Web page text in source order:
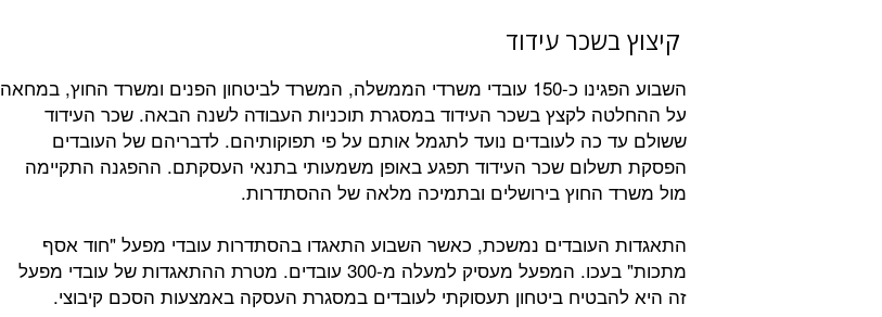
קיצוץ בשכר עידוד
השבוע הפגינו כ-150 עובדי משרדי הממשלה, המשרד לביטחון הפנים ומשרד החוץ, במחאה
על ההחלטה לקצץ בשכר העידוד במסגרת תוכניות העבודה לשנה הבאה. שכר העידוד
ששולם עד כה לעובדים נועד לתגמל אותם על פי תפוקותיהם. לדבריהם של העובדים
הפסקת תשלום שכר העידוד תפגע באופן משמעותי בתנאי העסקתם. ההפגנה התקיימה
מול משרד החוץ בירושלים ובתמיכה מלאה של ההסתדרות.
התאגדות העובדים נמשכת, כאשר השבוע התאגדו בהסתדרות עובדי מפעל "חוד אסף
מתכות" בעכו. המפעל מעסיק למעלה מ-300 עובדים. מטרת ההתאגדות של עובדי מפעל
זה היא להבטיח ביטחון תעסוקתי לעובדים במסגרת העסקה באמצעות הסכם קיבוצי.